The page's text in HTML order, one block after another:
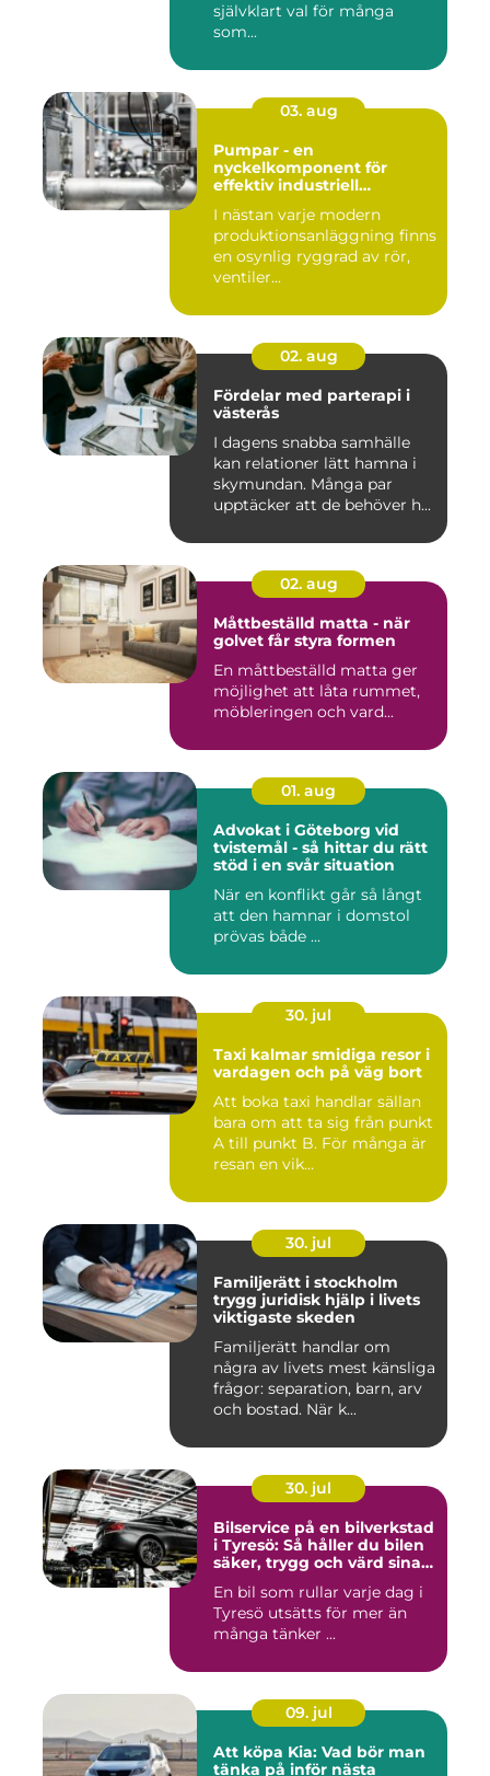
självklart val för många
som...
03. aug
Pumpar - en
nyckelkomponent för
effektiv industriell
I nästan varje modern
produktionsanläggning finns
en osynlig ryggrad av rör,
ventiler...
02. aug
Fördelar med parterapi i
västerås
I dagens snabba samhälle
kan relationer lätt hamna i
skymundan. Många par
upptäcker att de behöver h...
02. aug
Måttbeställd matta - när
golvet får styra formen
En måttbeställd matta ger
möjlighet att låta rummet,
möbleringen och vard...
01. aug
Advokat i Göteborg vid
tvistemål - så hittar du rätt
stöd i en svår situation
När en konflikt går så långt
att den hamnar i domstol
prövas både ...
30. jul
Taxi kalmar smidiga resor i
vardagen och på väg bort
Att boka taxi handlar sällan
bara om att ta sig från punkt
A till punkt B. För många är
resan en vik...
30. jul
Familjerätt i stockholm
trygg juridisk hjälp i livets
viktigaste skeden
Familjerätt handlar om
några av livets mest känsliga
frågor: separation, barn, arv
och bostad. När k...
30. jul
Bilservice på en bilverkstad
i Tyresö: Så håller du bilen
säker, trygg och värd sina
En bil som rullar varje dag i
Tyresö utsätts för mer än
många tänker ...
09. jul
Att köpa Kia: Vad bör man
tänka på inför nästa